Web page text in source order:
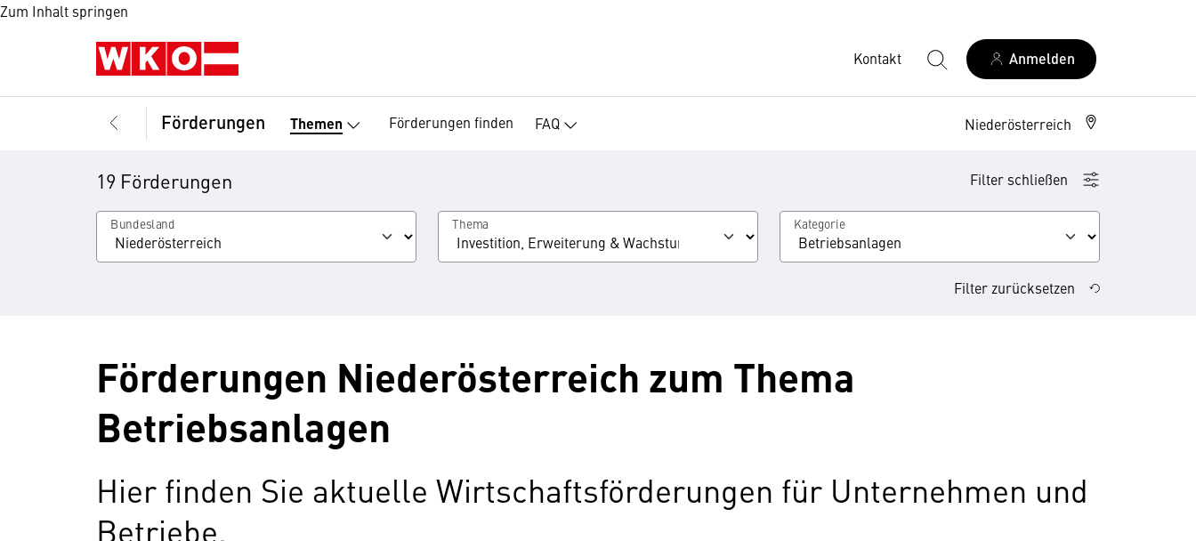
Zum Inhalt springen
Kontakt Anmelden
Förderungen Themen Förderungen finden FAQ Niederösterreich
19 Förderungen Filter schließen
Bundesland Thema Kategorie
Filter zurücksetzen
Förderungen Niederösterreich zum Thema
Betriebsanlagen
Hier finden Sie aktuelle Wirtschaftsförderungen für Unternehmen und
Betriebe.